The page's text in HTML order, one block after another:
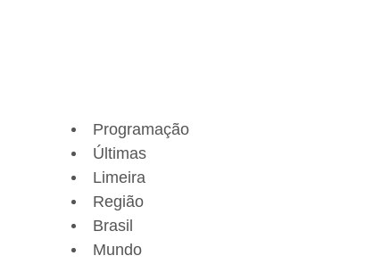
Programação
Últimas
Limeira
Região
Brasil
Mundo